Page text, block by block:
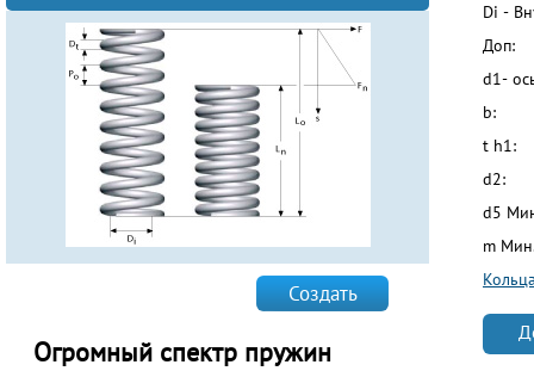
Создать
Огромный спектр пружин
Di -
Доп:
d1-
b:
t h1:
d2:
d5
m